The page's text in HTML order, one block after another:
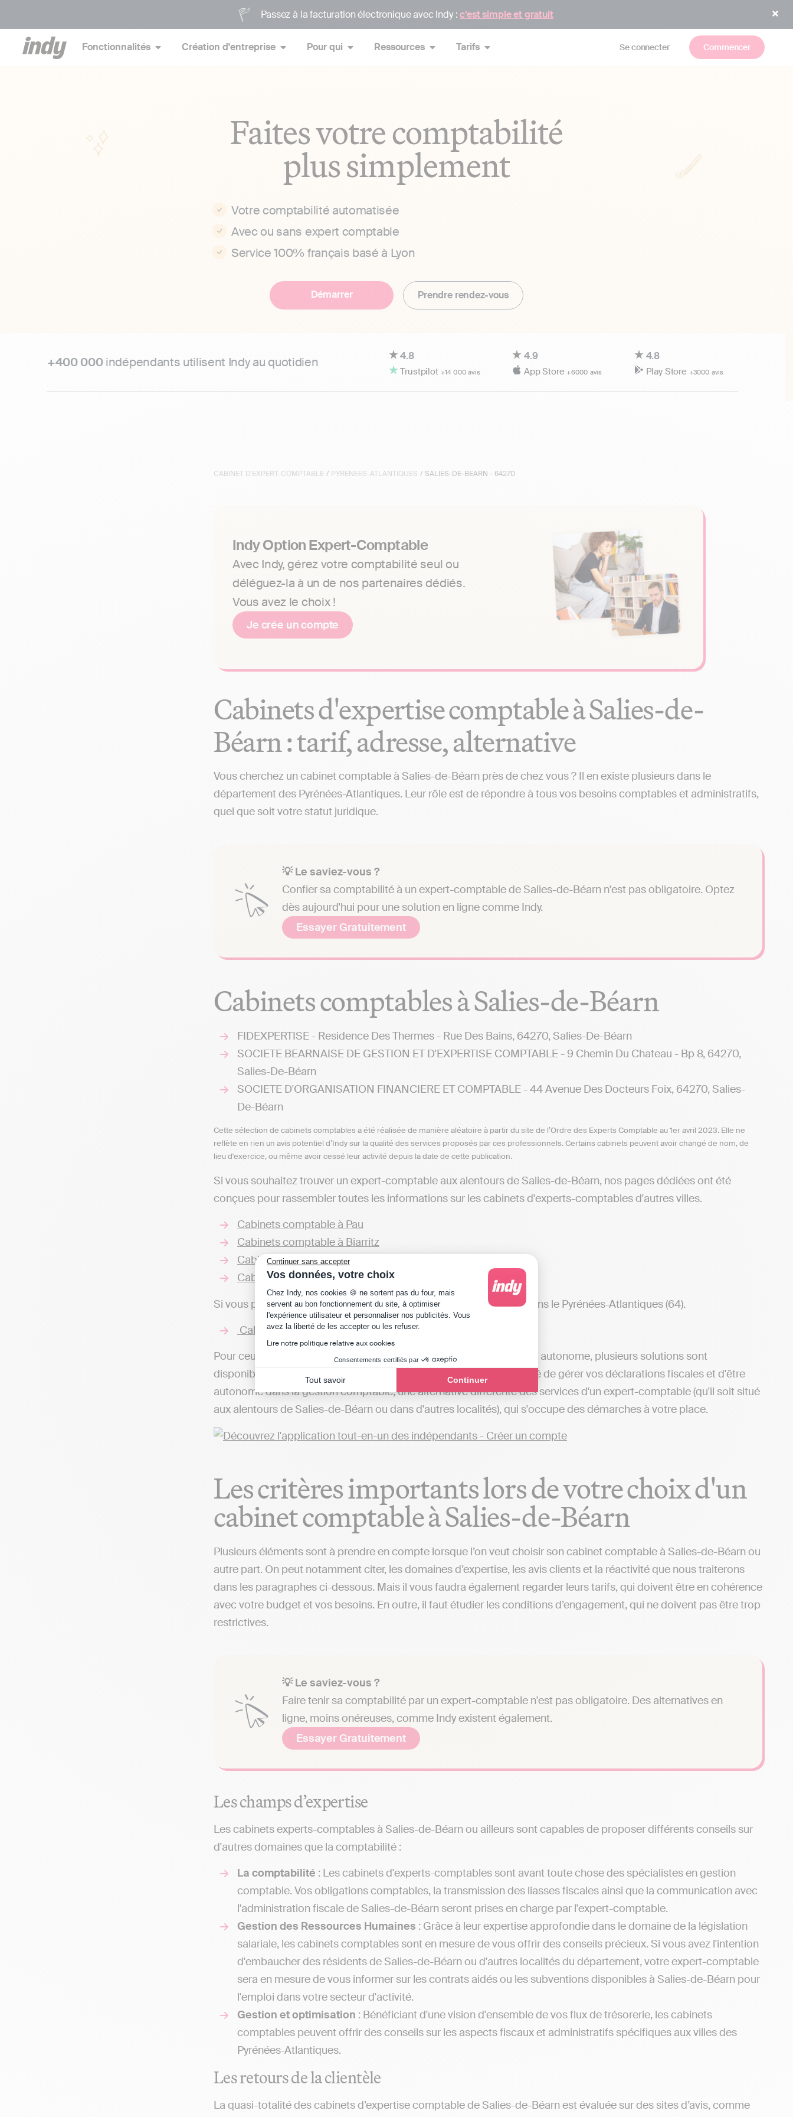
Continuer sans accepter
Vos données, votre choix
Plateforme de Gestion du Consentement : Personnalisez vos Options
Chez Indy, nos cookies 🍪 ne sortent pas du four, mais
servent au bon fonctionnement du site, à optimiser
l'expérience utilisateur et personnaliser nos publicités. Vous
avez la liberté de les accepter ou les refuser.
Lire notre politique relative aux cookies
Consentements certifiés par
Tout savoir Continuer
Axeptio consent
Passez à la facturation électronique avec Indy :c’est simple et gratuit
Fonctionnalités Création d'entreprise Pour qui Ressources Tarifs Se connecter Commencer
Faites votre comptabilité
plus simplement
Votre comptabilité automatisée
Avec ou sans expert comptable
Service 100% français basé à Lyon
Démarrer Prendre rendez-vous
+400 000indépendants utilisent Indy au quotidien 4.8
Trustpilot +14 000 avis
4.9
App Store+6000 avis
4.8
Play Store +3000 avis
CABINET D'EXPERT-COMPTABLE / PYRENEES-ATLANTIQUES / SALIES-DE-BEARN - 64270
Indy Option Expert-Comptable
Avec Indy, gérez votre comptabilité seul ou
déléguez-la à un de nos partenaires dédiés.
Vous avez le choix !
Je crée un compte
Cabinets d'expertise comptable à Salies-de-
Béarn : tarif, adresse, alternative
Vous cherchez un cabinet comptable à Salies-de-Béarn près de chez vous ? Il en existe plusieurs dans le
département des Pyrénées-Atlantiques. Leur rôle est de répondre à tous vos besoins comptables et administratifs,
quel que soit votre statut juridique.
💡 Le saviez-vous ?
Confier sa comptabilité à un expert-comptable de Salies-de-Béarn n'est pas obligatoire. Optez
dès aujourd'hui pour une solution en ligne comme Indy.
Essayer Gratuitement
Cabinets comptables à Salies-de-Béarn
FIDEXPERTISE - Residence Des Thermes - Rue Des Bains, 64270, Salies-De-Béarn
SOCIETE BEARNAISE DE GESTION ET D'EXPERTISE COMPTABLE - 9 Chemin Du Chateau - Bp 8, 64270,
Salies-De-Béarn
SOCIETE D'ORGANISATION FINANCIERE ET COMPTABLE - 44 Avenue Des Docteurs Foix, 64270, Salies-
De-Béarn
Cette sélection de cabinets comptables a été réalisée de manière aléatoire à partir du site de l’Ordre des Experts Comptable au 1er avril 2023. Elle ne
reflète en rien un avis potentiel d’Indy sur la qualité des services proposés par ces professionnels. Certains cabinets peuvent avoir changé de nom, de
lieu d'exercice, ou même avoir cessé leur activité depuis la date de cette publication.
Si vous souhaitez trouver un expert-comptable aux alentours de Salies-de-Béarn, nos pages dédiées ont été
conçues pour rassembler toutes les informations sur les cabinets d'experts-comptables d'autres villes.
Cabinets comptable à Pau
Cabinets comptable à Biarritz
Cabinets comptable à Monein
Cabinets comptable à Saint-Palais
Si vous préférez, vous pouvez explorer d'autres cabinets opérant dans le Pyrénées-Atlantiques (64).
Cabinets comptable dans les Pyrénées-Atlantiques
Pour ceux qui souhaitent gérer leur comptabilité en ligne de manière autonome, plusieurs solutions sont
disponibles, telles qu'Indy. Ces plateformes vous offrent la possibilité de gérer vos déclarations fiscales et d'être
autonome dans la gestion comptable, une alternative différente des services d'un expert-comptable (qu'il soit situé
aux alentours de Salies-de-Béarn ou dans d'autres localités), qui s'occupe des démarches à votre place.
Les critères importants lors de votre choix d'un
cabinet comptable à Salies-de-Béarn
Plusieurs éléments sont à prendre en compte lorsque l’on veut choisir son cabinet comptable à Salies-de-Béarn ou
autre part. On peut notamment citer, les domaines d’expertise, les avis clients et la réactivité que nous traiterons
dans les paragraphes ci-dessous. Mais il vous faudra également regarder leurs tarifs, qui doivent être en cohérence
avec votre budget et vos besoins. En outre, il faut étudier les conditions d’engagement, qui ne doivent pas être trop
restrictives.
💡 Le saviez-vous ?
Faire tenir sa comptabilité par un expert-comptable n'est pas obligatoire. Des alternatives en
ligne, moins onéreuses, comme Indy existent également.
Essayer Gratuitement
Les champs d’expertise
Les cabinets experts-comptables à Salies-de-Béarn ou ailleurs sont capables de proposer différents conseils sur
d'autres domaines que la comptabilité :
La comptabilité : Les cabinets d'experts-comptables sont avant toute chose des spécialistes en gestion
comptable. Vos obligations comptables, la transmission des liasses fiscales ainsi que la communication avec
l'administration fiscale de Salies-de-Béarn seront prises en charge par l'expert-comptable.
Gestion des Ressources Humaines : Grâce à leur expertise approfondie dans le domaine de la législation
salariale, les cabinets comptables sont en mesure de vous offrir des conseils précieux. Si vous avez l'intention
d'embaucher des résidents de Salies-de-Béarn ou d'autres localités du département, votre expert-comptable
sera en mesure de vous informer sur les contrats aidés ou les subventions disponibles à Salies-de-Béarn pour
l'emploi dans votre secteur d'activité.
Gestion et optimisation : Bénéficiant d'une vision d'ensemble de vos flux de trésorerie, les cabinets
comptables peuvent offrir des conseils sur les aspects fiscaux et administratifs spécifiques aux villes des
Pyrénées-Atlantiques.
Les retours de la clientèle
La quasi-totalité des cabinets d’expertise comptable de Salies-de-Béarn est évaluée sur des sites d’avis, comme